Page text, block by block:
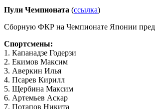
Пули Чемпионата (ссылка)
Сборную ФКР на Чемпионате Японии
Спортсмены:
1. Капанадзе Годерзи
2. Екимов Максим
3. Аверкин Илья
4. Псарев Кирилл
5. Щербина Максим
6. Артемьев Аскар
7. Потапов Никита